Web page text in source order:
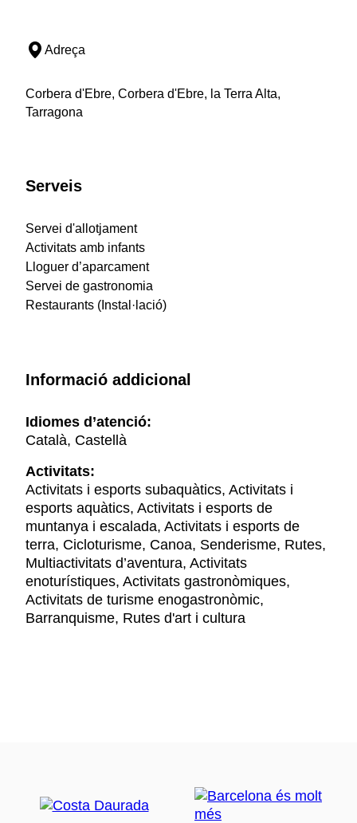
Adreça
Corbera d'Ebre, Corbera d'Ebre, la Terra Alta,
Tarragona
Serveis
Servei d'allotjament
Activitats amb infants
Lloguer d’aparcament
Servei de gastronomia
Restaurants (Instal·lació)
Informació addicional
Idiomes d’atenció:
Català, Castellà
Activitats:
Activitats i esports subaquàtics, Activitats i
esports aquàtics, Activitats i esports de
muntanya i escalada, Activitats i esports de
terra, Cicloturisme, Canoa, Senderisme, Rutes,
Multiactivitats d’aventura, Activitats
enoturístiques, Activitats gastronòmiques,
Activitats de turisme enogastronòmic,
Barranquisme, Rutes d'art i cultura